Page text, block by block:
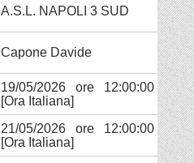
A.S.L. NAPOLI 3 SUD
Capone Davide
19/05/2026 ore 12:00:00
[Ora Italiana]
21/05/2026 ore 12:00:00
[Ora Italiana]